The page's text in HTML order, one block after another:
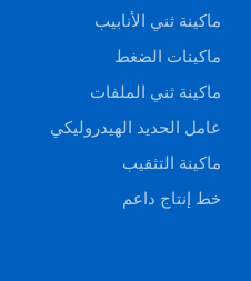
ماكينة ثني الأنابيب
ماكينات الضغط
ماكينة ثني الملفات
عامل الحديد الهيدروليكي
ماكينة التثقيب
خط إنتاج داعم